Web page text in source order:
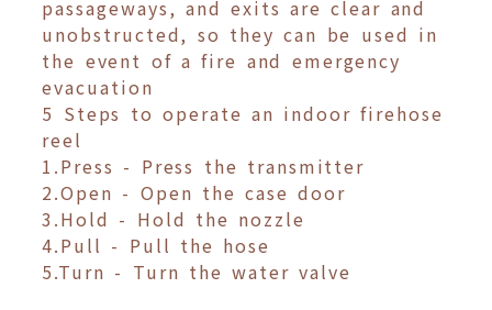
passageways, and exits are clear and
unobstructed, so they can be used in
the event of a fire and emergency
evacuation
5 Steps to operate an indoor firehose
reel
1.Press - Press the transmitter
2.Open - Open the case door
3.Hold - Hold the nozzle
4.Pull - Pull the hose
5.Turn - Turn the water valve